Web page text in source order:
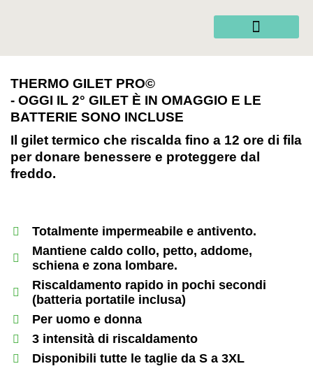
THERMO GILET PRO©
- OGGI IL 2° GILET È IN OMAGGIO E LE
BATTERIE SONO INCLUSE
Il gilet termico che riscalda fino a 12 ore di fila
per donare benessere e proteggere dal
freddo.
Totalmente impermeabile e antivento.
Mantiene caldo collo, petto, addome,
schiena e zona lombare.
Riscaldamento rapido in pochi secondi
(batteria portatile inclusa)
Per uomo e donna
3 intensità di riscaldamento
Disponibili tutte le taglie da S a 3XL